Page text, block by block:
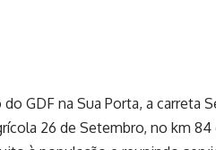
GDF na Sua Porta, a carreta
26 de Setembro, no km